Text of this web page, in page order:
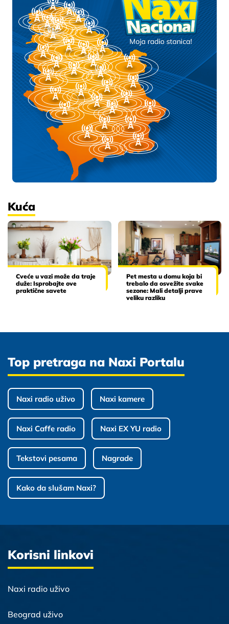
Kuća
Cveće u vazi može da traje
duže: Isprobajte ove
praktične savete
Pet mesta u domu koja bi
trebalo da osvežite svake
sezone: Mali detalji prave
veliku razliku
Top pretraga na Naxi Portalu
Naxi radio uživo Naxi kamere
Naxi Caffe radio Naxi EX YU radio
Tekstovi pesama Nagrade
Kako da slušam Naxi?
Korisni linkovi
Naxi radio uživo
Beograd uživo